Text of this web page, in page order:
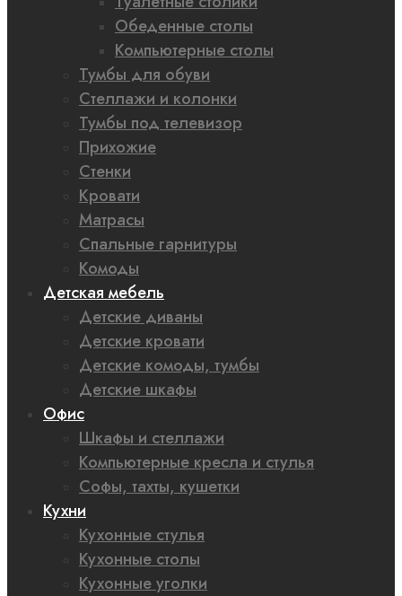
Обеденные столы
Компьютерные столы
Тумбы для обуви
Стеллажи и колонки
Тумбы под телевизор
Прихожие
Стенки
Кровати
Матрасы
Спальные гарнитуры
Комоды
Детская мебель
Детские диваны
Детские кровати
Детские комоды, тумбы
Детские шкафы
Офис
Шкафы и стеллажи
Компьютерные кресла и стулья
Софы, тахты, кушетки
Кухни
Кухонные стулья
Кухонные столы
Кухонные уголки